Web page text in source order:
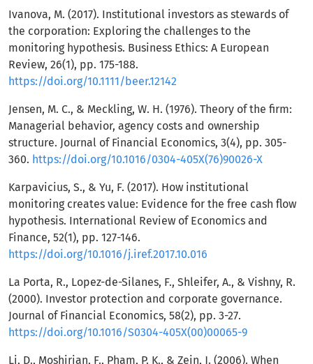
Ivanova, M. (2017). Institutional investors as stewards of
the corporation: Exploring the challenges to the
monitoring hypothesis. Business Ethics: A European
Review, 26(1), pp. 175-188.
https://doi.org/10.1111/beer.12142
Jensen, M. C., & Meckling, W. H. (1976). Theory of the firm:
Managerial behavior, agency costs and ownership
structure. Journal of Financial Economics, 3(4), pp. 305-
360. https://doi.org/10.1016/0304-405X(76)90026-X
Karpavicius, S., & Yu, F. (2017). How institutional
monitoring creates value: Evidence for the free cash flow
hypothesis. International Review of Economics and
Finance, 52(1), pp. 127-146.
https://doi.org/10.1016/j.iref.2017.10.016
La Porta, R., Lopez-de-Silanes, F., Shleifer, A., & Vishny, R.
(2000). Investor protection and corporate governance.
Journal of Financial Economics, 58(2), pp. 3-27.
https://doi.org/10.1016/S0304-405X(00)00065-9
Li, D., Moshirian, F., Pham, P. K., & Zein, J. (2006). When